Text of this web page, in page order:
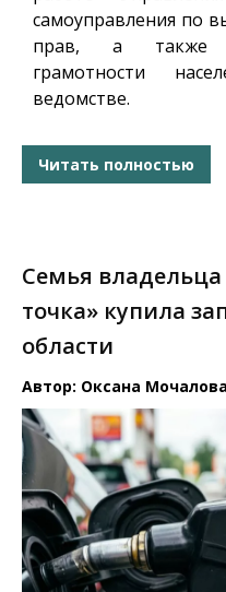
самоуправления по
прав, а также
грамотности
ведомстве.
Читать полностью
Семья
точка» купила
области
Автор: Оксана Мочалова